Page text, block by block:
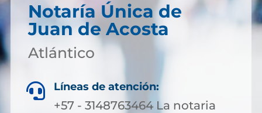
Notaría Única de
Juan de Acosta
Atlántico
 Líneas de atención:
+57 - 3148763464 La notaria